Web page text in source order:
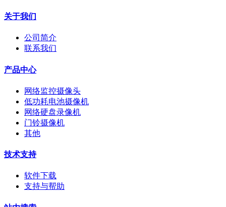
关于我们
公司简介
联系我们
产品中心
网络监控摄像头
低功耗电池摄像机
网络硬盘录像机
门铃摄像机
其他
技术支持
软件下载
支持与帮助